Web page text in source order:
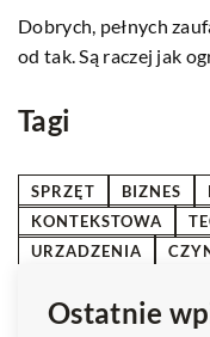
Dobrych, pełnych
od tak. Są raczej jak
Tagi
SPRZĘT BIZNES
KONTEKSTOWA
URZADZENIA
Ostatnie